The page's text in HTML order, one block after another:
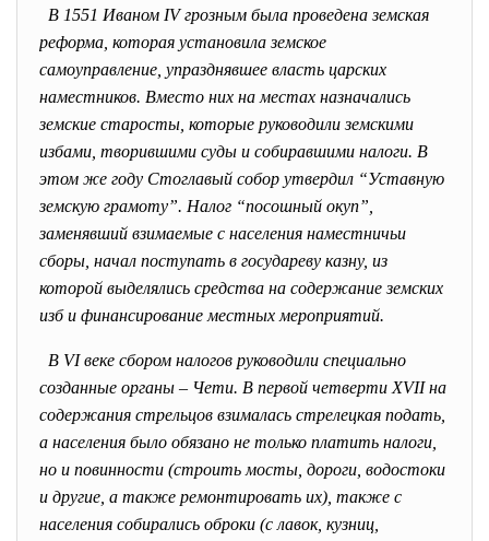
В 1551 Иваном IV грозным была проведена земская
реформа, которая установила земское
самоуправление, упразднявшее власть царских
наместников. Вместо них на местах назначались
земские старосты, которые руководили земскими
избами, творившими суды и собиравшими налоги. В
этом же году Стоглавый собор утвердил “Уставную
земскую грамоту”. Налог “посошный окуп”,
заменявший взимаемые с населения наместничьи
сборы, начал поступать в государеву казну, из
которой выделялись средства на содержание земских
изб и финансирование местных мероприятий.
В VI веке сбором налогов руководили специально
созданные органы – Чети. В первой четверти XVII на
содержания стрельцов взималась стрелецкая подать,
а населения было обязано не только платить налоги,
но и повинности (строить мосты, дороги, водостоки
и другие, а также ремонтировать их), также с
населения собирались оброки (с лавок, кузниц,